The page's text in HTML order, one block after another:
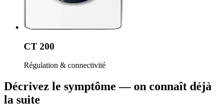
CT 200
Régulation & connectivité
Décrivez le symptôme — on connaît déjà
la suite